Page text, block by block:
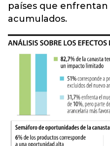
países que enfrentan
acumulados.